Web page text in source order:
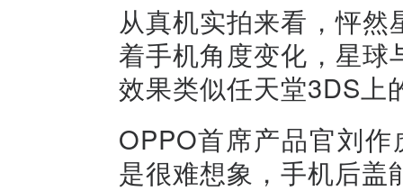
从真机实拍来看，怦
着手机角度变化，星
效果类似任天堂3DS上
OPPO首席产品官刘
是很难想象，手机后盖